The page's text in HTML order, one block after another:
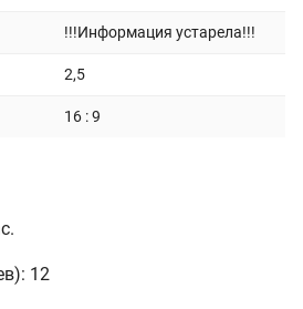
!!!Информация устарела!!!
2,5
16 : 9
12